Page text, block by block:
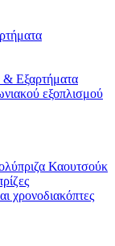
Εξαρτήματα
εξοπλισμού
Καουτσούκ
χρονοδιακόπτες